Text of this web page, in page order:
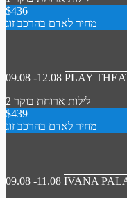
$436
מחיר לאדם בהרכב זוג
09.08 -12.08 PLAY
2 לילות ארוחת בוקר
$439
מחיר לאדם בהרכב זוג
09.08 -11.08 IVANA